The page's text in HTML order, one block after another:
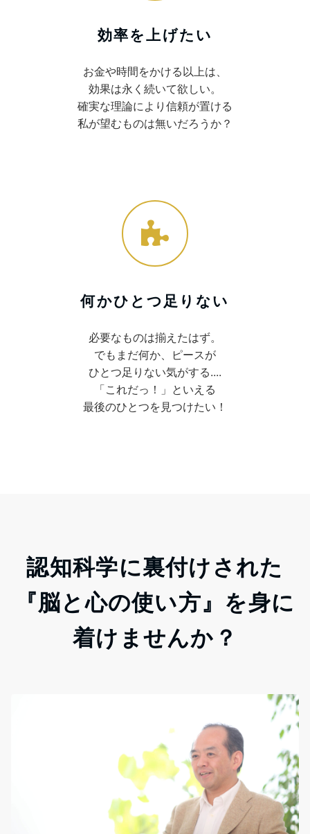
効率を上げたい
お金や時間をかける以上は、
効果は永く続いて欲しい。
確実な理論により信頼が置ける
私が望むものは無いだろうか？
何かひとつ足りない
必要なものは揃えたはず。
でもまだ何か、ピースが
ひとつ足りない気がする....
「これだっ！」といえる
最後のひとつを見つけたい！
認知科学に裏付けされた
『脳と心の使い方』を身に
着けませんか？